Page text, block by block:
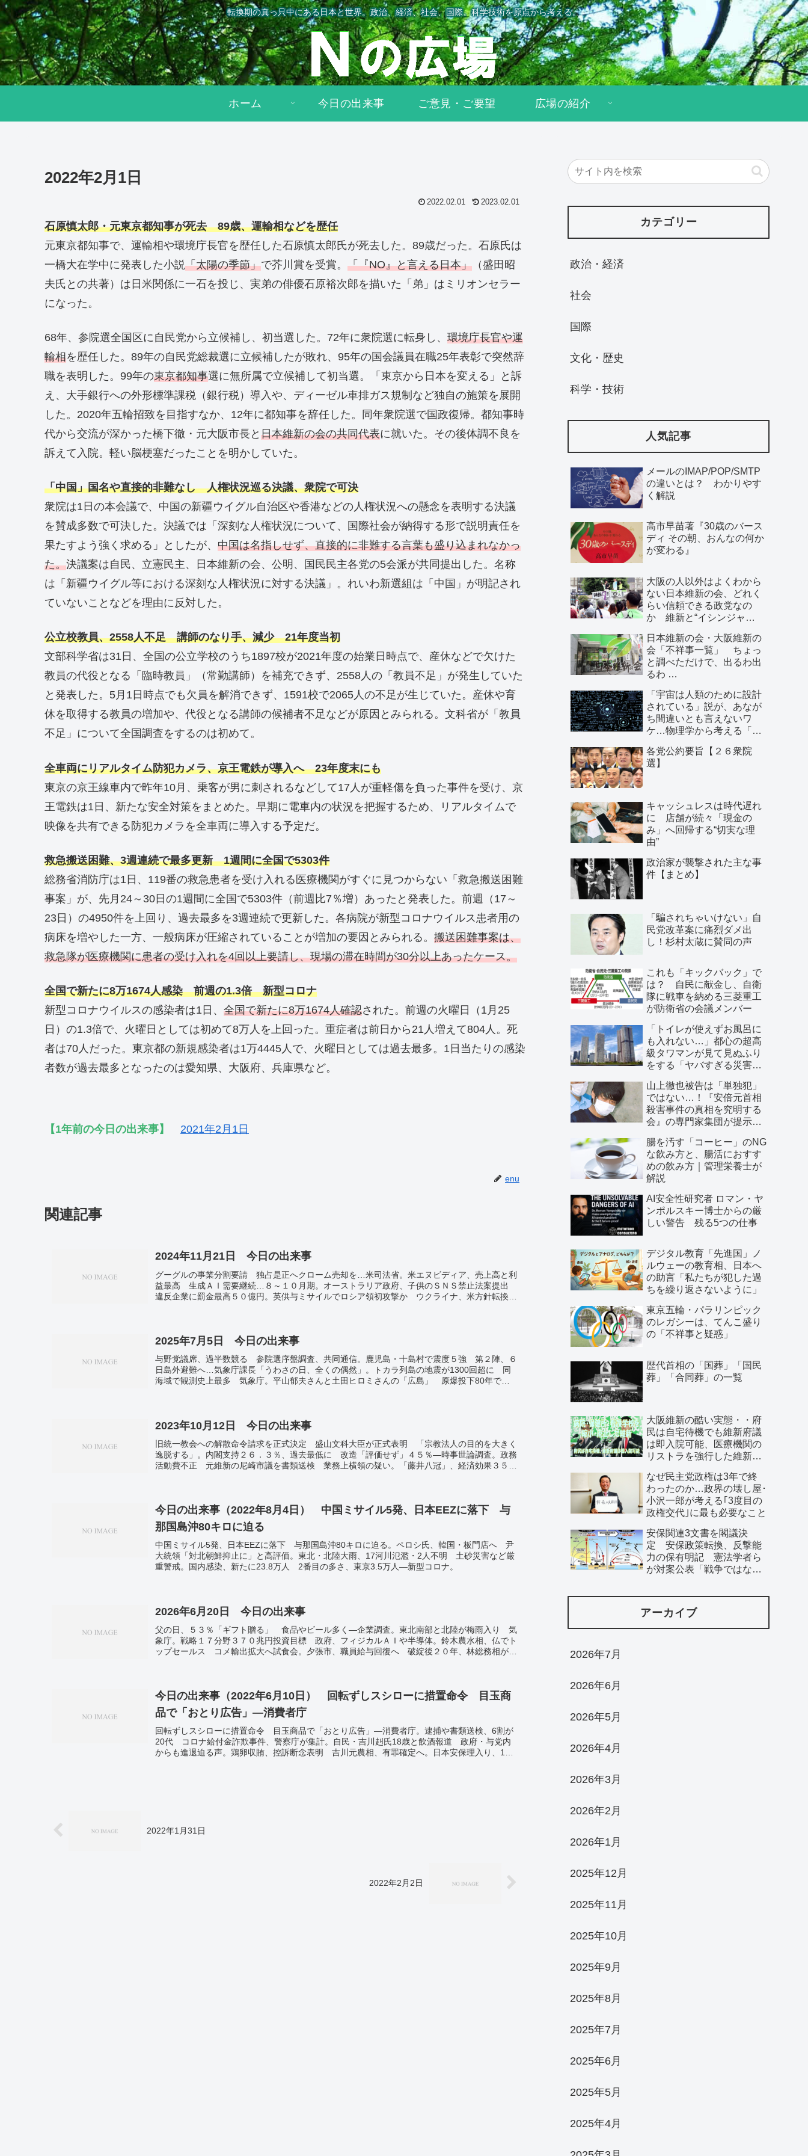
転換期の真っ只中にある日本と世界。政治、経済、社会、国際、科学技術を原点から考える。
ホーム 今日の出来事 ご意見・ご要望 広場の紹介
2022年2月1日
2022.02.01 2023.02.01
石原慎太郎・元東京都知事が死去 89歳、運輸相などを歴任
元東京都知事で、運輸相や環境庁長官を歴任した石原慎太郎氏が死去した。89歳だった。石原氏は
一橋大在学中に発表した小説「太陽の季節」で芥川賞を受賞。 「『NO』と言える日本」 （盛田昭
夫氏との共著）は日米関係に一石を投じ、実弟の俳優石原裕次郎を描いた「弟」はミリオンセラー
になった。
68年、参院選全国区に自民党から立候補し、初当選した。72年に衆院選に転身し、 環境庁長官や運
輸相を歴任した。89年の自民党総裁選に立候補したが敗れ、95年の国会議員在職25年表彰で突然辞
職を表明した。99年の東京都知事選に無所属で立候補して初当選。「東京から日本を変える」と訴
え、大手銀行への外形標準課税（銀行税）導入や、ディーゼル車排ガス規制など独自の施策を展開
した。2020年五輪招致を目指すなか、12年に都知事を辞任した。同年衆院選で国政復帰。都知事時
代から交流が深かった橋下徹・元大阪市長と 日本維新の会の共同代表に就いた。その後体調不良を
訴えて入院。軽い脳梗塞だったことを明かしていた。
「中国」国名や直接的非難なし 人権状況巡る決議、衆院で可決
衆院は1日の本会議で、中国の新疆ウイグル自治区や香港などの人権状況への懸念を表明する決議
を賛成多数で可決した。決議では「深刻な人権状況について、国際社会が納得する形で説明責任を
果たすよう強く求める」としたが、 中国は名指しせず、直接的に非難する言葉も盛り込まれなかっ
た。決議案は自民、立憲民主、日本維新の会、公明、国民民主各党の5会派が共同提出した。名称
は「新疆ウイグル等における深刻な人権状況に対する決議」。れいわ新選組は「中国」が明記され
ていないことなどを理由に反対した。
公立校教員、2558人不足 講師のなり手、減少 21年度当初
文部科学省は31日、全国の公立学校のうち1897校が2021年度の始業日時点で、産休などで欠けた
教員の代役となる「臨時教員」（常勤講師）を補充できず、2558人の「教員不足」が発生していた
と発表した。5月1日時点でも欠員を解消できず、1591校で2065人の不足が生じていた。産休や育
休を取得する教員の増加や、代役となる講師の候補者不足などが原因とみられる。文科省が「教員
不足」について全国調査をするのは初めて。
全車両にリアルタイム防犯カメラ、京王電鉄が導入へ 23年度末にも
東京の京王線車内で昨年10月、乗客が男に刺されるなどして17人が重軽傷を負った事件を受け、京
王電鉄は1日、新たな安全対策をまとめた。早期に電車内の状況を把握するため、リアルタイムで
映像を共有できる防犯カメラを全車両に導入する予定だ。
救急搬送困難、3週連続で最多更新 1週間に全国で5303件
総務省消防庁は1日、119番の救急患者を受け入れる医療機関がすぐに見つからない「救急搬送困難
事案」が、先月24～30日の1週間に全国で5303件（前週比7％増）あったと発表した。前週（17～
23日）の4950件を上回り、過去最多を3週連続で更新した。各病院が新型コロナウイルス患者用の
病床を増やした一方、一般病床が圧縮されていることが増加の要因とみられる。 搬送困難事案は、
救急隊が医療機関に患者の受け入れを4回以上要請し、現場の滞在時間が30分以上あったケース。
全国で新たに8万1674人感染 前週の1.3倍 新型コロナ
新型コロナウイルスの感染者は1日、 全国で新たに8万1674人確認された。前週の火曜日（1月25
日）の1.3倍で、火曜日としては初めて8万人を上回った。重症者は前日から21人増えて804人。死
者は70人だった。東京都の新規感染者は1万4445人で、火曜日としては過去最多。1日当たりの感染
者数が過去最多となったのは愛知県、大阪府、兵庫県など。
【1年前の今日の出来事】 2021年2月1日
enu
関連記事
2024年11月21日 今日の出来事
グーグルの事業分割要請 独占是正へクローム売却を…米司法省。米エヌビディア、売上高と利
益最高 生成ＡＩ需要継続…８～１０月期。オーストラリア政府、子供のＳＮＳ禁止法案提出
違反企業に罰金最高５０億円。英供与ミサイルでロシア領初攻撃か ウクライナ、米方針転換受
2025年7月5日 今日の出来事
与野党議席、過半数競る 参院選序盤調査、共同通信。鹿児島・十島村で震度５強 第２陣、６
日島外避難へ…気象庁課長「うわさの日、全くの偶然」。トカラ列島の地震が1300回超に 同
海域で観測史上最多 気象庁。平山郁夫さんと土田ヒロミさんの「広島」 原爆投下80年で展
2023年10月12日 今日の出来事
旧統一教会への解散命令請求を正式決定 盛山文科大臣が正式表明 「宗教法人の目的を大きく
逸脱する」。内閣支持２６．３％、過去最低に 改造「評価せず」４５％―時事世論調査。政務
活動費不正 元維新の尼崎市議を書類送検 業務上横領の疑い。「藤井八冠」、経済効果３５億
今日の出来事（2022年8月4日） 中国ミサイル5発、日本EEZに落下 与
那国島沖80キロに迫る
中国ミサイル5発、日本EEZに落下 与那国島沖80キロに迫る。ペロシ氏、韓国・板門店へ 尹
大統領「対北朝鮮抑止に」と高評価。東北・北陸大雨、17河川氾濫・2人不明 土砂災害など厳
重警戒。国内感染、新たに23.8万人 2番目の多さ、東京3.5万人―新型コロナ。
2026年6月20日 今日の出来事
父の日、５３％「ギフト贈る」 食品やビール多く―企業調査。東北南部と北陸が梅雨入り 気
象庁。戦略１７分野３７０兆円投資目標 政府、フィジカルＡＩや半導体。鈴木農水相、仏でト
ップセールス コメ輸出拡大へ試食会。夕張市、職員給与回復へ 破綻後２０年、林総務相が訪
今日の出来事（2022年6月10日） 回転ずしスシローに措置命令 目玉商
品で「おとり広告」―消費者庁
回転ずしスシローに措置命令 目玉商品で「おとり広告」―消費者庁。逮捕や書類送検、6割が
20代 コロナ給付金詐欺事件、警察庁が集計。自民・吉川赳氏18歳と飲酒報道 政府・与党内
からも進退迫る声。鶏卵収賄、控訴断念表明 吉川元農相、有罪確定へ。日本安保理入り、184
2022年1月31日
2022年2月2日
カテゴリー
政治・経済
社会
国際
文化・歴史
科学・技術
人気記事
メールのIMAP/POP/SMTP
の違いとは？ わかりやす
く解説
高市早苗著『30歳のバース
ディ その朝、おんなの何か
が変わる』
大阪の人以外はよくわから
ない日本維新の会、どれく
らい信頼できる政党なの
か 維新と“イシンジャ
る、大阪で起きていること
日本維新の会・大阪維新の
会「不祥事一覧」 ちょっ
と調べただけで、出るわ出
るわ …
「宇宙は人類のために設計
されている」説が、あなが
ち間違いとも言えないワ
ケ…物理学から考える「こ
各党公約要旨【２６衆院
選】
キャッシュレスは時代遅れ
に 店舗が続々「現金の
み」へ回帰する“切実な理
由”
政治家が襲撃された主な事
件【まとめ】
「騙されちゃいけない」自
民党改革案に痛烈ダメ出
し！杉村太蔵に賛同の声
これも「キックバック」で
は？ 自民に献金し、自衛
隊に戦車を納める三菱重工
が防衛省の会議メンバー
「トイレが使えずお風呂に
も入れない…」都心の超高
級タワマンが見て見ぬふり
をする「ヤバすぎる災害リ
山上徹也被告は「単独犯」
ではない…！『安倍元首相
殺害事件の真相を究明する
会』の専門家集団が提示し
腸を汚す「コーヒー」のNG
な飲み方と、腸活におすす
めの飲み方｜管理栄養士が
解説
AI安全性研究者 ロマン・ヤ
ンポルスキー博士からの厳
しい警告 残る5つの仕事
デジタル教育「先進国」ノ
ルウェーの教育相、日本へ
の助言「私たちが犯した過
ちを繰り返さないように」
東京五輪・パラリンピック
のレガシーは、てんこ盛り
の「不祥事と疑惑」
歴代首相の「国葬」「国民
葬」「合同葬」の一覧
大阪維新の酷い実態・・府
民は自宅待機でも維新府議
は即入院可能、医療機関の
リストラを強行した維新、
開催…
なぜ民主党政権は3年で終
わったのか…政界の壊し屋･
小沢一郎が考える｢3度目の
政権交代｣に最も必要なこと
安保関連3文書を閣議決
定 安保政策転換、反撃能
力の保有明記 憲法学者ら
が対案公表「戦争ではなく
アーカイブ
2026年7月
2026年6月
2026年5月
2026年4月
2026年3月
2026年2月
2026年1月
2025年12月
2025年11月
2025年10月
2025年9月
2025年8月
2025年7月
2025年6月
2025年5月
2025年4月